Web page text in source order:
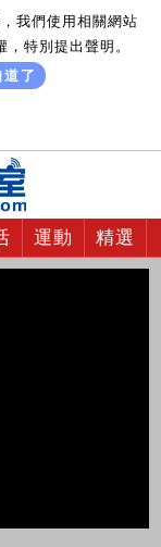
我們使用相關網站
特別提出聲明。
道了
運動 精選